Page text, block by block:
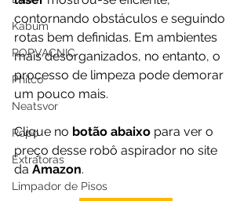
Kabum
ROPVACNIC
Philco
Neatsvor
Ropo
Extratoras
Limpador de Pisos
contornando obstáculos e seguindo
rotas bem definidas. Em ambientes
mais desorganizados, no entanto, o
processo de limpeza pode demorar
um pouco mais.
Clique no botão abaixo para ver o
preço desse robô aspirador no site
da Amazon.